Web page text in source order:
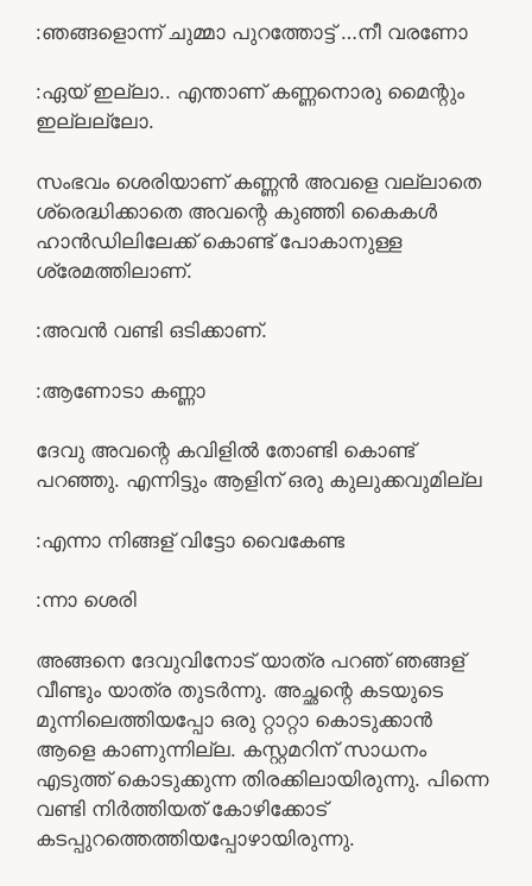
:ഞങ്ങളൊന്ന് ചുമ്മാ പുറത്തോട്ട് …നീ വരണോ
:ഏയ് ഇല്ലാ.. എന്താണ് കണ്ണനൊരു മൈന്റും
ഇല്ലല്ലോ.
സംഭവം ശെരിയാണ് കണ്ണൻ അവളെ വല്ലാതെ
ശ്രെദ്ധിക്കാതെ അവന്റെ കുഞ്ഞി കൈകൾ
ഹാൻഡിലിലേക്ക് കൊണ്ട് പോകാനുള്ള
ശ്രേമത്തിലാണ്.
:അവൻ വണ്ടി ഒടിക്കാണ്.
:ആണോടാ കണ്ണാ
ദേവു അവന്റെ കവിളിൽ തോണ്ടി കൊണ്ട്
പറഞ്ഞു. എന്നിട്ടും ആളിന് ഒരു കുലുക്കവുമില്ല
:എന്നാ നിങ്ങള് വിട്ടോ വൈകേണ്ട
:ന്നാ ശെരി
അങ്ങനെ ദേവുവിനോട് യാത്ര പറഞ് ഞങ്ങള്
വീണ്ടും യാത്ര തുടർന്നു. അച്ഛന്റെ കടയുടെ
മുന്നിലെത്തിയപ്പോ ഒരു റ്റാറ്റാ കൊടുക്കാൻ
ആളെ കാണുന്നില്ല. കസ്റ്റമറിന് സാധനം
എടുത്ത് കൊടുക്കുന്ന തിരക്കിലായിരുന്നു. പിന്നെ
വണ്ടി നിർത്തിയത് കോഴിക്കോട്
കടപ്പുറത്തെത്തിയപ്പോഴായിരുന്നു.